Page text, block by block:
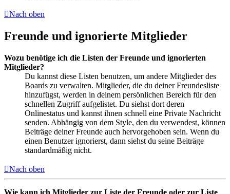
Nach oben
Freunde und ignorierte Mitglieder
Wozu benötige ich die Listen der Freunde und ignorierten
Mitglieder?
Du kannst diese Listen benutzen, um andere Mitglieder des
Boards zu verwalten. Mitglieder, die du deiner Freundesliste
hinzufügst, werden in deinem persönlichen Bereich für den
schnellen Zugriff aufgelistet. Du siehst dort deren
Onlinestatus und kannst ihnen schnell eine Private Nachricht
senden. Abhängig von dem Style, den du verwendest, können
Beiträge deiner Freunde auch hervorgehoben sein. Wenn du
einen Benutzer ignorierst, dann siehst du seine Beiträge
standardmäßig nicht.
Nach oben